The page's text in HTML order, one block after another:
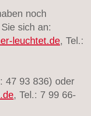
noch
sich an:
leuchtet.de, Tel.:
47 93 836) oder
, Tel.: 7 99 66-